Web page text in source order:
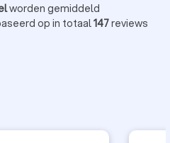
worden gemiddeld
op in totaal147reviews